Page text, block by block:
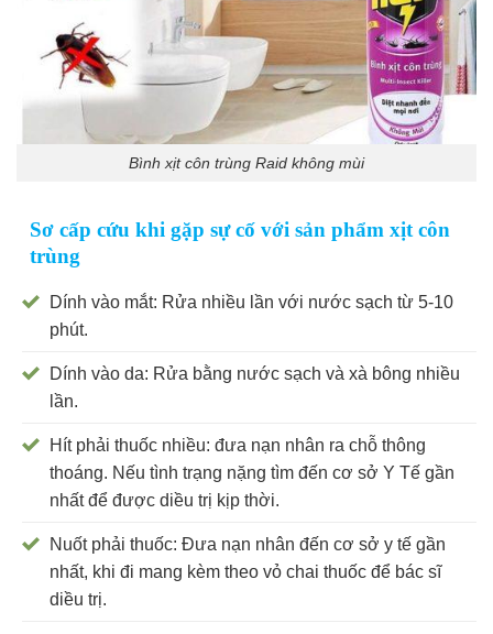
Bình xịt côn trùng Raid không mùi
Sơ cấp cứu khi gặp sự cố với sản phẩm xịt côn
trùng
Dính vào mắt: Rửa nhiều lần với nước sạch từ 5-10
phút.
Dính vào da: Rửa bằng nước sạch và xà bông nhiều
lần.
Hít phải thuốc nhiều: đưa nạn nhân ra chỗ thông
thoáng. Nếu tình trạng nặng tìm đến cơ sở Y Tế gần
nhất để được diều trị kịp thời.
Nuốt phải thuốc: Đưa nạn nhân đến cơ sở y tế gần
nhất, khi đi mang kèm theo vỏ chai thuốc để bác sĩ
diều trị.